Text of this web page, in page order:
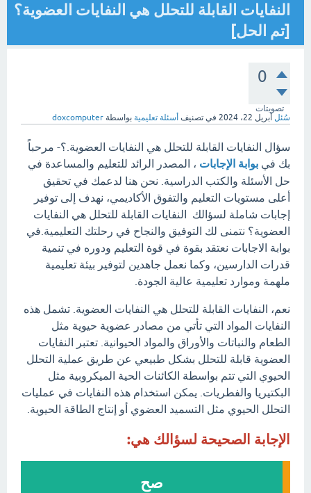
النفايات القابلة للتحلل هي النفايات العضوية؟
[تم الحل]
0
تصويتات
سُئل أبريل 22، 2024 في تصنيف أسئلة تعليمية بواسطة doxcomputer
سؤال النفايات القابلة للتحلل هي النفايات العضوية.؟- مرحباً
بك في بوابة الإجابات ، المصدر الرائد للتعليم والمساعدة في
حل الأسئلة والكتب الدراسية. نحن هنا لدعمك في تحقيق
أعلى مستويات التعليم والتفوق الأكاديمي، نهدف إلى توفير
إجابات شاملة لسؤالك النفايات القابلة للتحلل هي النفايات
العضوية؟ نتمنى لك التوفيق والنجاح في رحلتك التعليمية.في
بوابة الاجابات نعتقد بقوة في قوة التعليم ودوره في تنمية
قدرات الدارسين، وكما نعمل جاهدين لتوفير بيئة تعليمية
ملهمة وموارد تعليمية عالية الجودة.
نعم، النفايات القابلة للتحلل هي النفايات العضوية. تشمل هذه
النفايات المواد التي تأتي من مصادر عضوية حيوية مثل
الطعام والنباتات والأوراق والمواد الحيوانية. تعتبر النفايات
العضوية قابلة للتحلل بشكل طبيعي عن طريق عملية التحلل
الحيوي التي تتم بواسطة الكائنات الحية الميكروبية مثل
البكتيريا والفطريات. يمكن استخدام هذه النفايات في عمليات
التحلل الحيوي مثل التسميد العضوي أو إنتاج الطاقة الحيوية.
الإجابة الصحيحة لسؤالك هي:
صح